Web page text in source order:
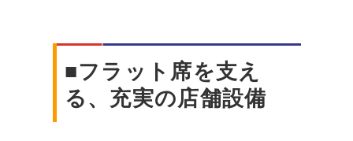
■フラット席を支え
る、充実の店舗設備